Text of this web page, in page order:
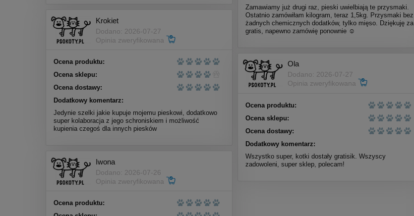
Najniższa cena:
do koszyka
Bemo Indyk ze Strusiem
Zamawiamy już drugi raz, pieski uwielbiają te przysmaki.
Ostatnio zamówiłam kilogram, teraz 1,5kg. Przysmaki bez
żadnych chemicznych dodatków, tylko mięso. Dziękuję za
gratis, napewno zamówię ponownie ☺️
Krokiet
Dodano: 2026-07-27
Opinia zweryfikowana
Ocena produktu:
Ocena sklepu:
Ocena dostawy:
Dodatkowy komentarz:
Jedynie szelki jakie kupuje mojemu pieskowi, dodatkowo
super kolaboracja z jego schroniskiem i możliwość
kupienia czegoś dla innych piesków
Ola
Dodano: 2026-07-27
Opinia zweryfikowana
Ocena produktu:
Ocena sklepu:
Ocena dostawy:
Dodatkowy komentarz:
Wszystko super, kotki dostały gratisik. Wszyscy
zadowoleni, super sklep, polecam!
Iwona
Dodano: 2026-07-26
Opinia zweryfikowana
Ocena produktu: